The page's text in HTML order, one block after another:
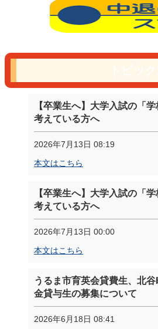
【卒業生へ】大学入試の「
考えている方へ
2026年7月13日 08:19
本文はこちら
【卒業生へ】大学入試の「
考えている方へ
2026年7月13日 00:00
本文はこちら
うるま市育英会貸費生、北
金貸与生の募集について
2026年6月18日 08:41